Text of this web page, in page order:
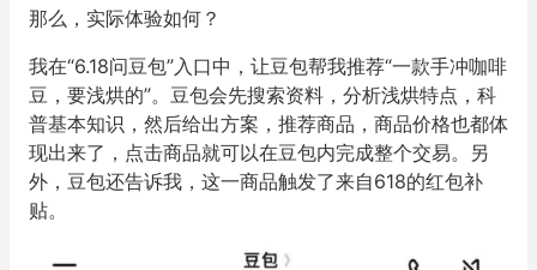
那么，实际体验如何？
我在“6.18问豆包”入口中，让豆包帮我推荐“一款手冲咖啡
豆，要浅烘的”。豆包会先搜索资料，分析浅烘特点，科
普基本知识，然后给出方案，推荐商品，商品价格也都体
现出来了，点击商品就可以在豆包内完成整个交易。另
外，豆包还告诉我，这一商品触发了来自618的红包补
贴。